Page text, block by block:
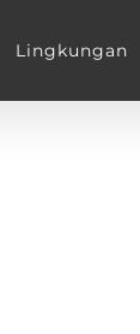
Lingkungan